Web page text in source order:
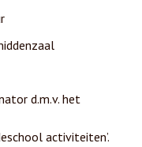
d.m.v. het
activiteiten’.